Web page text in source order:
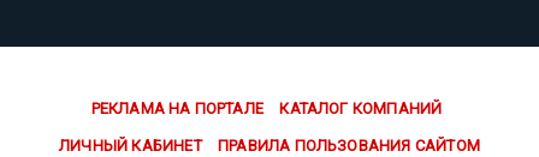
РЕКЛАМА НА ПОРТАЛЕ КАТАЛОГ КОМПАНИЙ
ЛИЧНЫЙ КАБИНЕТ ПРАВИЛА ПОЛЬЗОВАНИЯ САЙТОМ